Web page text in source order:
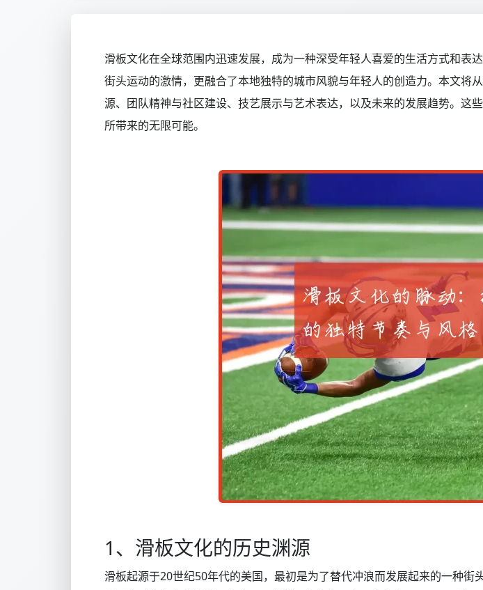
滑板文化在全球范围内迅速发展，成为一种深受年轻人喜爱的生活方式和表
街头运动的激情，更融合了本地独特的城市风貌与年轻人的创造力。本文将
源、团队精神与社区建设、技艺展示与艺术表达，以及未来的发展趋势。
所带来的无限可能。
1、滑板文化的历史渊源
滑板起源于20世纪50年代的美国，最初是为了替代冲浪而发展起来的一种